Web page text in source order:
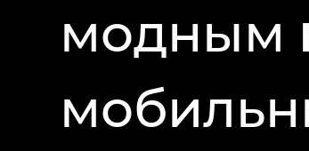
модным